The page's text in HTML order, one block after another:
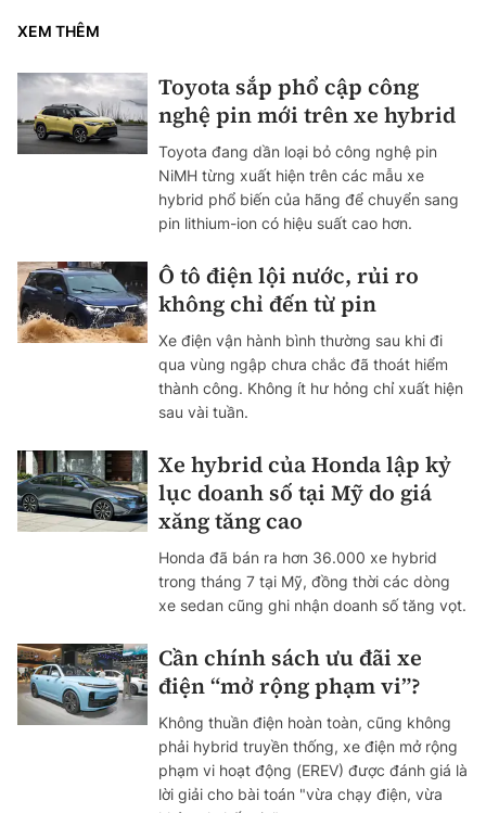
XEM THÊM
Toyota sắp phổ cập công
nghệ pin mới trên xe hybrid
Toyota đang dần loại bỏ công nghệ pin
NiMH từng xuất hiện trên các mẫu xe
hybrid phổ biến của hãng để chuyển sang
pin lithium-ion có hiệu suất cao hơn.
Ô tô điện lội nước, rủi ro
không chỉ đến từ pin
Xe điện vận hành bình thường sau khi đi
qua vùng ngập chưa chắc đã thoát hiểm
thành công. Không ít hư hỏng chỉ xuất hiện
sau vài tuần.
Xe hybrid của Honda lập kỷ
lục doanh số tại Mỹ do giá
xăng tăng cao
Honda đã bán ra hơn 36.000 xe hybrid
trong tháng 7 tại Mỹ, đồng thời các dòng
xe sedan cũng ghi nhận doanh số tăng vọt.
Cần chính sách ưu đãi xe
điện “mở rộng phạm vi”?
Không thuần điện hoàn toàn, cũng không
phải hybrid truyền thống, xe điện mở rộng
phạm vi hoạt động (EREV) được đánh giá là
lời giải cho bài toán "vừa chạy điện, vừa